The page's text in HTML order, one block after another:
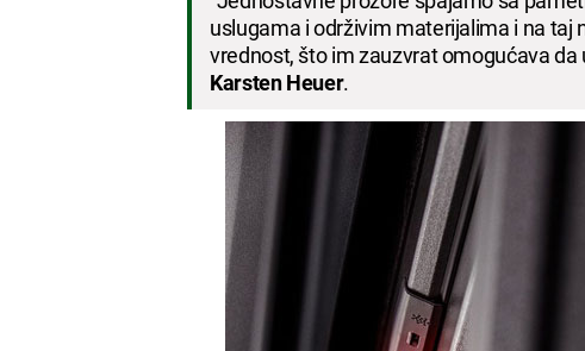
uslugama i održivim materijalima i na
vrednost, što im zauzvrat omogućava da
Karsten Heuer.